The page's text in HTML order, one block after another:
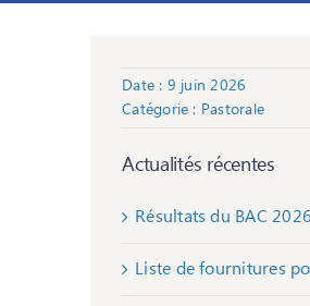
Date : 9 juin 2026
Catégorie : Pastorale
Actualités récentes
Résultats du BAC 2026
Liste de fournitures